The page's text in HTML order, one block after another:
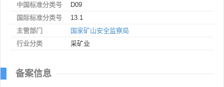
中国标准分类号
D09
国际标准分类号
13.1
主管部门
国家矿山安全监察局
行业分类
采矿业
备案信息